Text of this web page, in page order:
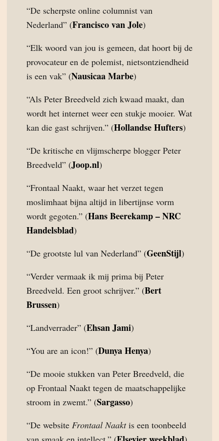
“De scherpste online columnist van
Nederland” (Francisco van Jole)
“Elk woord van jou is gemeen, dat hoort bij de
provocateur en de polemist, nietsontziendheid
is een vak” (Nausicaa Marbe)
“Als Peter Breedveld zich kwaad maakt, dan
wordt het internet weer een stukje mooier. Wat
kan die gast schrijven.” (Hollandse Hufters)
“De kritische en vlijmscherpe blogger Peter
Breedveld” (Joop.nl)
“Frontaal Naakt, waar het verzet tegen
moslimhaat bijna altijd in libertijnse vorm
wordt gegoten.” (Hans Beerekamp – NRC
Handelsblad)
“De grootste lul van Nederland” (GeenStijl)
“Verder vermaak ik mij prima bij Peter
Breedveld. Een groot schrijver.” (Bert
Brussen)
“Landverrader” (Ehsan Jami)
“You are an icon!” (Dunya Henya)
“De mooie stukken van Peter Breedveld, die
op Frontaal Naakt tegen de maatschappelijke
stroom in zwemt.” (Sargasso)
“De website Frontaal Naaktis een toonbeeld